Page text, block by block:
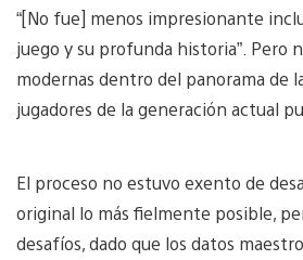
“[No fue] menos impresionante
juego y su profunda historia”. Pero
modernas dentro del panorama de
jugadores de la generación actual
El proceso no estuvo exento de
original lo más fielmente posible,
desafíos, dado que los datos